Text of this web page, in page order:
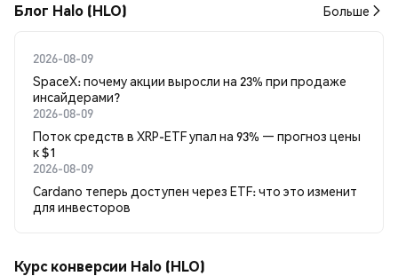
Блог Halo (HLO) Больше
2026-08-09
SpaceX: почему акции выросли на 23% при продаже
инсайдерами?
2026-08-09
Поток средств в XRP-ETF упал на 93% — прогноз цены
к $1
2026-08-09
Cardano теперь доступен через ETF: что это изменит
для инвесторов
Курс конверсии Halo (HLO)